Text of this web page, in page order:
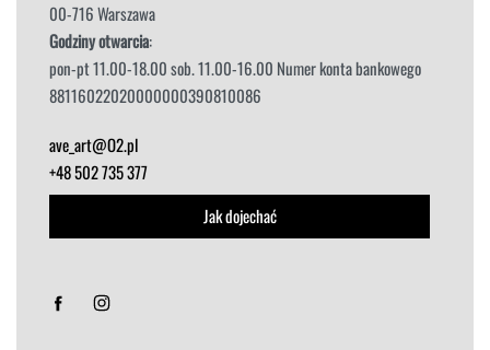
00-716 Warszawa
Godziny otwarcia:
pon-pt 11.00-18.00 sob. 11.00-16.00 Numer konta bankowego
88116022020000000390810086
ave_art@O2.pl
+48 502 735 377
Jak dojechać